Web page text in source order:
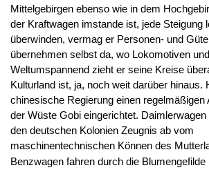
Mittelgebirgen ebenso wie in dem
der Kraftwagen imstande ist, jede Steigung
überwinden, vermag er Personen- und
übernehmen selbst da, wo Lokomotiven
Weltumspannend zieht er seine Kreise
Kulturland ist, ja, noch weit darüber hinaus.
chinesische Regierung einen regelmäßigen
der Wüste Gobi eingerichtet.
den deutschen Kolonien Zeugnis ab vom
maschinentechnischen Können des
Benzwagen fahren durch die